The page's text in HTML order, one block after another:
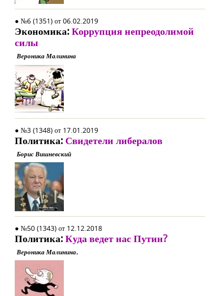
● №6 (1351) от 06.02.2019
Экономика:Коррупция непреодолимой
силы
Вероника Малинина
● №3 (1348) от 17.01.2019
Политика: Свидетели либералов
Борис Вишневский
● №50 (1343) от 12.12.2018
Политика:Куда ведет нас Путин?
Вероника Малинина.